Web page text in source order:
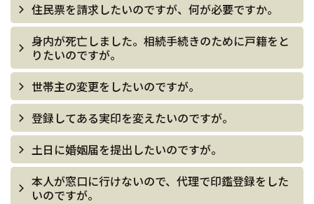
住民票を請求したいのですが、何が必要ですか。
身内が死亡しました。相続手続きのために戸籍をと
りたいのですが。
世帯主の変更をしたいのですが。
登録してある実印を変えたいのですが。
土日に婚姻届を提出したいのですが。
本人が窓口に行けないので、代理で印鑑登録をした
いのですが。